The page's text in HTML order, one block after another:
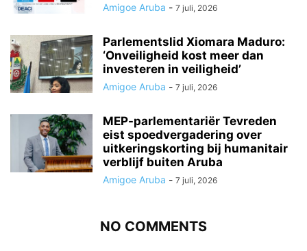
Amigoe Aruba - 7 juli, 2026
Parlementslid Xiomara Maduro:
‘Onveiligheid kost meer dan
investeren in veiligheid’
Amigoe Aruba - 7 juli, 2026
MEP-parlementariër Tevreden
eist spoedvergadering over
uitkeringskorting bij humanitair
verblijf buiten Aruba
Amigoe Aruba - 7 juli, 2026
NO COMMENTS